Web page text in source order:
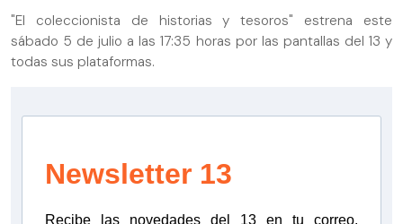
"El coleccionista de historias y tesoros" estrena este
sábado 5 de julio a las 17:35 horas por las pantallas del 13 y
todas sus plataformas.
Newsletter 13
Recibe las novedades del 13 en tu correo.